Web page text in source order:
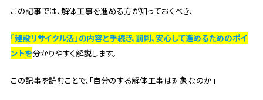
この記事では、解体工事を進める方が知っておくべき、
「建設リサイクル法」の内容と手続き、罰則、安心して進めるためのポイ
ントを分かりやすく解説します。
この記事を読むことで、「自分のする解体工事は対象なのか」